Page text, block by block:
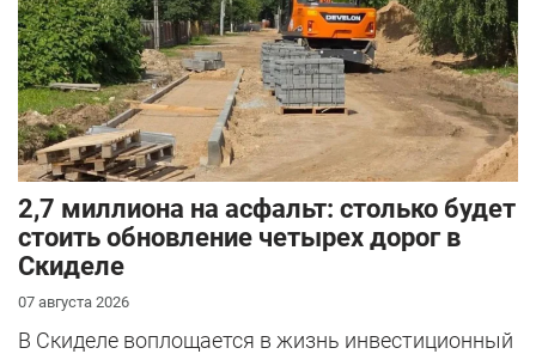
2,7 миллиона на асфальт: столько будет
стоить обновление четырех дорог в
Скиделе
07 августа 2026
В Скиделе воплощается в жизнь инвестиционный